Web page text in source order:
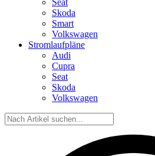
Seat
Skoda
Smart
Volkswagen
Stromlaufpläne
Audi
Cupra
Seat
Skoda
Volkswagen